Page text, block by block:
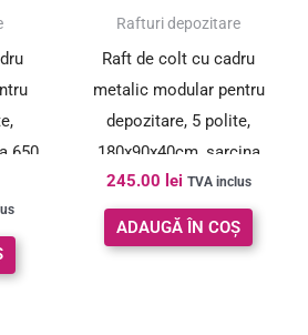
650
Rafturi depozitare
Raft de colt cu cadru
metalic modular pentru
depozitare, 5 polite,
180x90x40cm, sarcina
875kg
245.00 lei TVA inclus
ADAUGĂ ÎN COȘ